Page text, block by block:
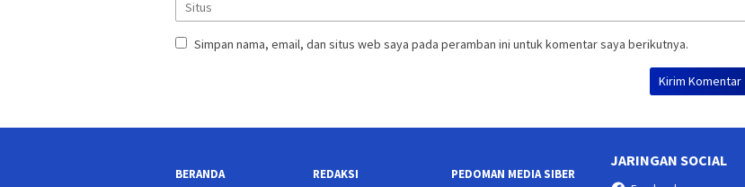
Simpan nama, email, dan situs web saya pada peramban ini untuk komentar saya berikutnya.
BERANDA REDAKSI PEDOMAN MEDIA SIBER
JARINGAN SOCIAL